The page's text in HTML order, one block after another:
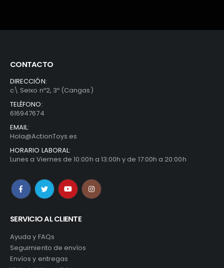
CONTACTO
DIRECCIÓN:
c\ Seixo nº2, 3º (Cangas)
TELÉFONO:
616947674
EMAIL:
Hola@ActionToys.es
HORARIO LABORAL:
Lunes a Viernes de 10:00h a 13:00h y de 17:00h a 20:00h
SERVICIO AL CLIENTE
Ayuda y FAQs
Seguimiento de envíos
Envíos y entregas